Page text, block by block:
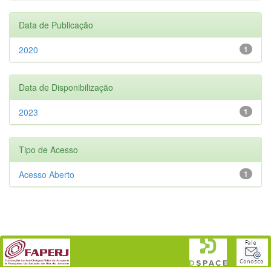
Data de Publicação
1
2020
Data de Disponibilização
1
2023
Tipo de Acesso
1
Acesso Aberto